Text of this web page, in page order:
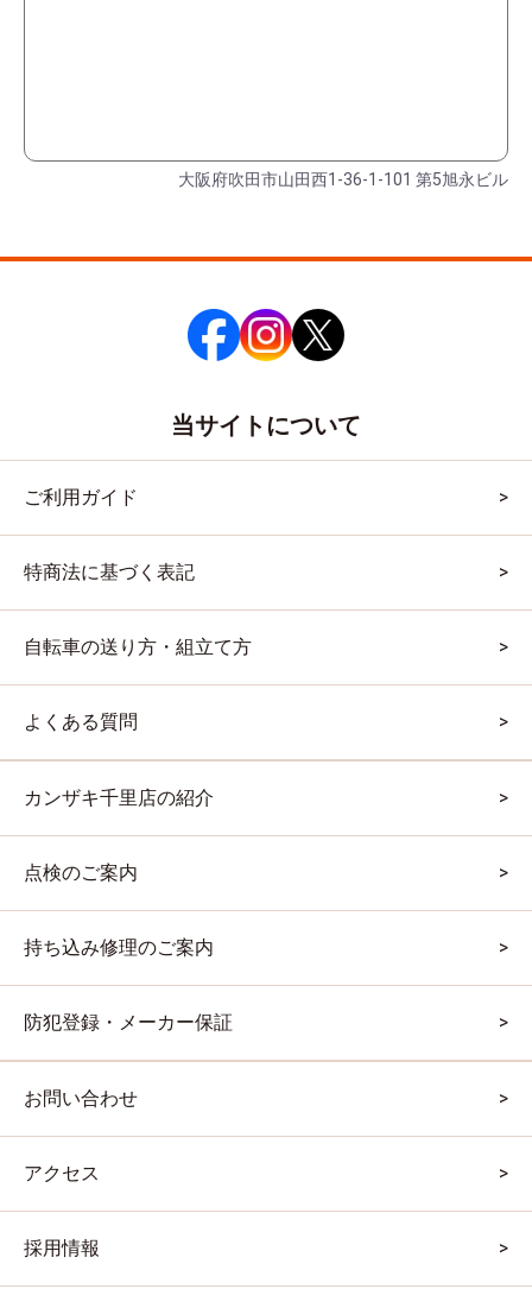
大阪府吹田市山田西1-36-1-101 第5旭永ビル
当サイトについて
ご利用ガイド
特商法に基づく表記
自転車の送り方・組立て方
よくある質問
カンザキ千里店の紹介
点検のご案内
持ち込み修理のご案内
防犯登録・メーカー保証
お問い合わせ
アクセス
採用情報